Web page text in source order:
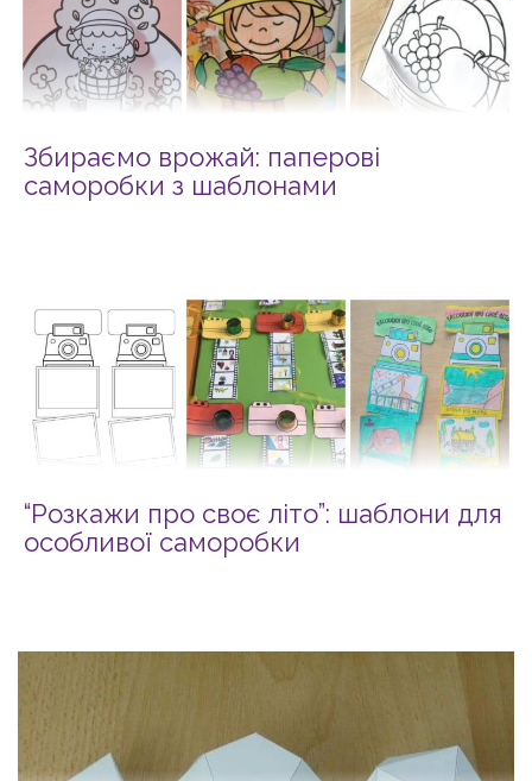
Збираємо врожай: паперові
саморобки з шаблонами
“Розкажи про своє літо”: шаблони для
особливої саморобки